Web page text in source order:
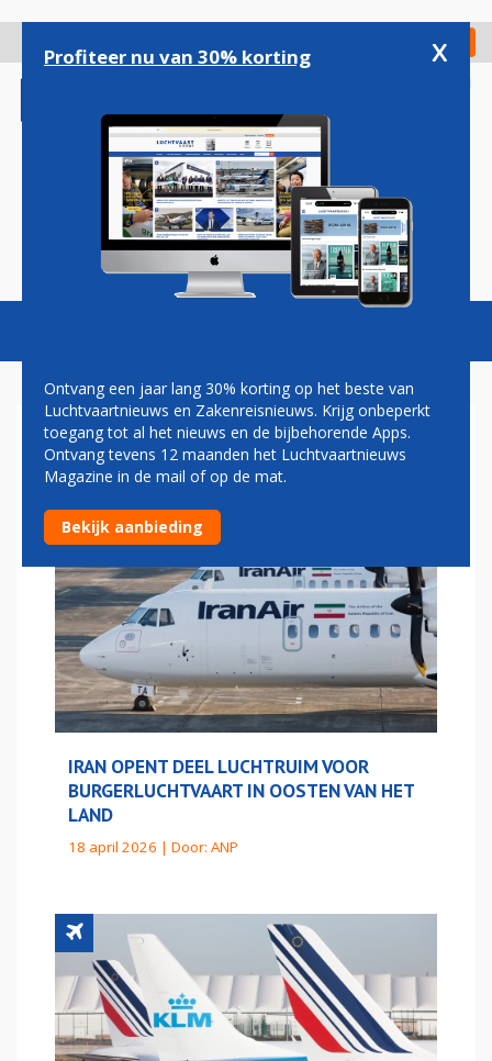
gaan
Check in
Magazine Podcasts Vacatures
CRISIS MIDDEN-OOSTEN
IRAN OPENT DEEL LUCHTRUIM VOOR
BURGERLUCHTVAART IN OOSTEN VAN HET
LAND
18 april 2026 | Door: ANP
Profiteer nu van 30% korting x
Ontvang een jaar lang 30% korting op het beste van
Luchtvaartnieuws en Zakenreisnieuws. Krijg onbeperkt
toegang tot al het nieuws en de bijbehorende Apps.
Ontvang tevens 12 maanden het Luchtvaartnieuws
Magazine in de mail of op de mat.
Bekijk aanbieding